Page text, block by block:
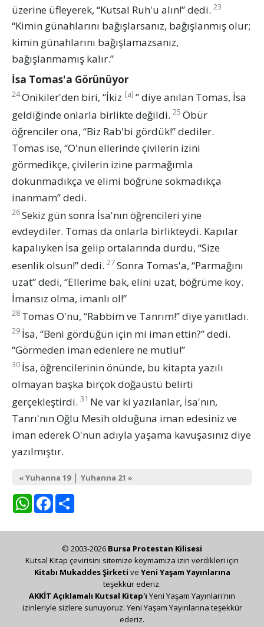
üzerine üfleyerek, “Kutsal Ruh'u alın!” dedi. 23
“Kimin günahlarını bağışlarsanız, bağışlanmış olur;
kimin günahlarını bağışlamazsanız,
bağışlanmamış kalır.”
İsa Tomas'a Görünüyor
24Onikiler'den biri, “İkiz [a] ” diye anılan Tomas, İsa
geldiğinde onlarla birlikte değildi. 25 Öbür
öğrenciler ona, “Biz Rab'bi gördük!” dediler.
Tomas ise, “O'nun ellerinde çivilerin izini
görmedikçe, çivilerin izine parmağımla
dokunmadıkça ve elimi böğrüne sokmadıkça
inanmam” dedi.
26Sekiz gün sonra İsa'nın öğrencileri yine
evdeydiler. Tomas da onlarla birlikteydi. Kapılar
kapalıyken İsa gelip ortalarında durdu, “Size
esenlik olsun!” dedi. 27Sonra Tomas'a, “Parmağını
uzat” dedi, “Ellerime bak, elini uzat, böğrüme koy.
İmansız olma, imanlı ol!”
28 Tomas O'nu, “Rabbim ve Tanrım!” diye yanıtladı.
29 İsa, “Beni gördüğün için mi iman ettin?” dedi.
“Görmeden iman edenlere ne mutlu!”
30 İsa, öğrencilerinin önünde, bu kitapta yazılı
olmayan başka birçok doğaüstü belirti
gerçekleştirdi. 31 Ne var ki yazılanlar, İsa'nın,
Tanrı'nın Oğlu Mesih olduğuna iman edesiniz ve
iman ederek O'nun adıyla yaşama kavuşasınız diye
yazılmıştır.
« Yuhanna 19| Yuhanna 21 »
WhatsAppFacebook
© 2003-2026 Bursa Protestan Kilisesi
Kutsal Kitap çevirisini sitemize koymamıza izin verdikleri için
Kitabı Mukaddes Şirketi ve Yeni Yaşam Yayınlarına
teşekkür ederiz.
AKKİT Açıklamalı Kutsal Kitap'ı Yeni Yaşam Yayınları'nın
izinleriyle sizlere sunuyoruz. Yeni Yaşam Yayınlarına teşekkür
ederiz.